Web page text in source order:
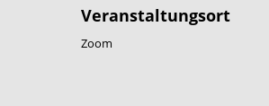
Veranstaltungsort
Zoom